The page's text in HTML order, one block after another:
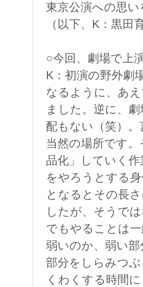
東京公演への思
（以下、K：黒田
○今回、劇場で上
K：初演の野外劇
なるように、あ
ました。逆に、
配もない（笑）
当然の場所です
品化」していく
をやろうとする
となるとその長
したが、そうで
でもやることは
弱いのか、弱い
部分をしらみつ
くわくする時間